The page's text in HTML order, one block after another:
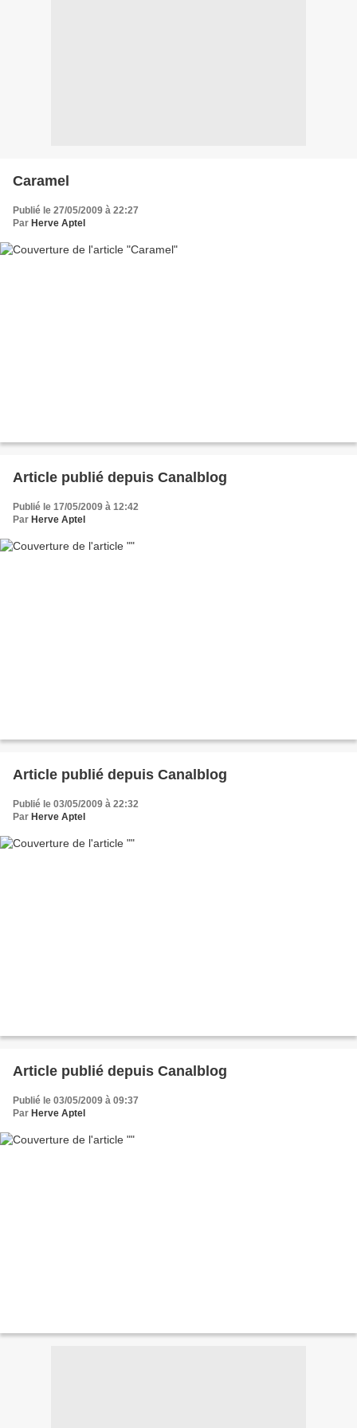
Caramel
Publié le 27/05/2009 à 22:27
Par Herve Aptel
Article publié depuis Canalblog
Publié le 17/05/2009 à 12:42
Par Herve Aptel
Article publié depuis Canalblog
Publié le 03/05/2009 à 22:32
Par Herve Aptel
Article publié depuis Canalblog
Publié le 03/05/2009 à 09:37
Par Herve Aptel